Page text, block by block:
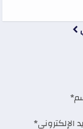
الإلكتروني*